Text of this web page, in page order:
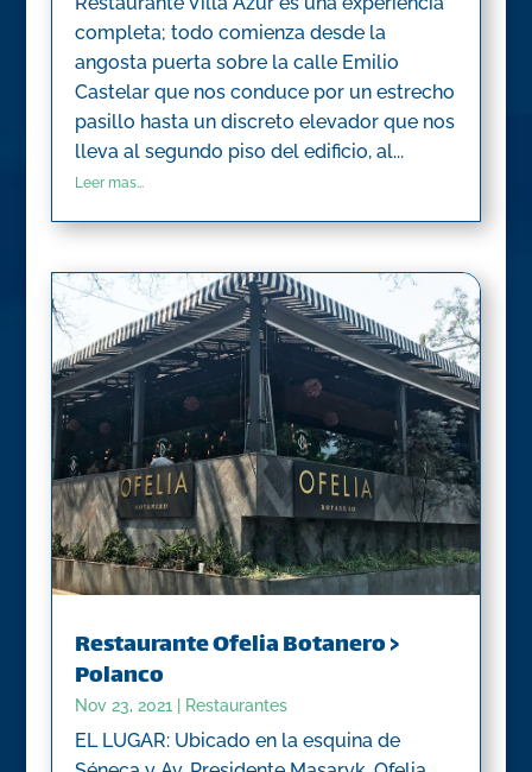
completa; todo comienza desde la
angosta puerta sobre la calle Emilio
Castelar que nos conduce por un estrecho
pasillo hasta un discreto elevador que nos
lleva al segundo piso del edificio, al...
Leer mas...
Restaurante Ofelia Botanero >
Polanco
Nov 23, 2021 Restaurantes
EL LUGAR: Ubicado en la esquina de